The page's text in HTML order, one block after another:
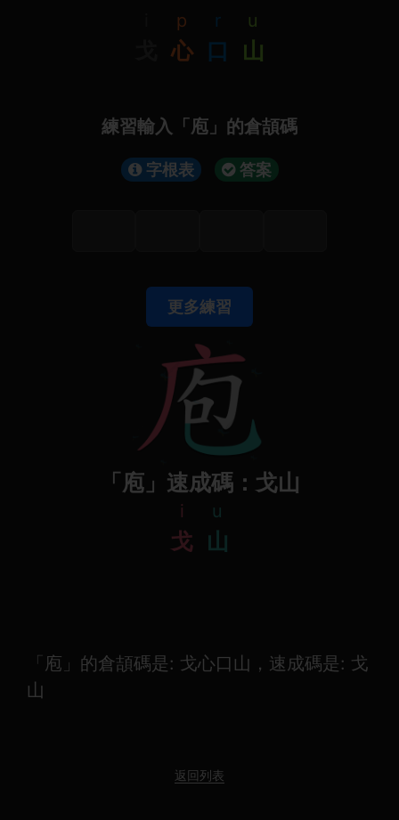
p
心
r
口
u
山
練習輸入「庖」的倉頡碼
字根表 答案
更多練習
「庖」速成碼：戈山
i
戈
u
山
「庖」的倉頡碼是: 戈心口山，速成碼是: 戈
山
返回列表